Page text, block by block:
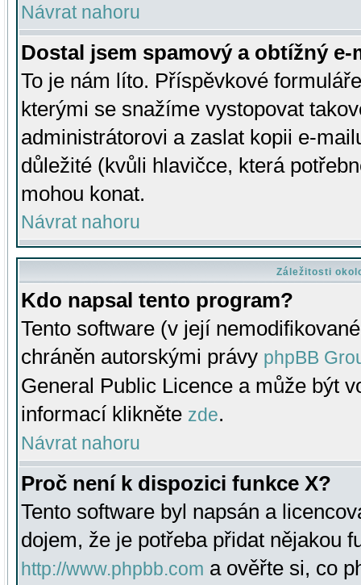
Návrat nahoru
Dostal jsem spamový a obtížný
To je nám líto. Příspěvkové
kterými se snažíme vystopovat
administrátorovi a zaslat kopii e-
důležité (kvůli hlavičce, která
mohou konat.
Návrat nahoru
Záležitosti
Kdo napsal tento program?
Tento software (v její
chráněn autorskými právy phpBB
General Public Licence a může být
informací klikněte zde.
Návrat nahoru
Proč není k dispozici funkce X?
Tento software byl napsán a
dojem, že je potřeba přidat nějakou
http://www.phpbb.com a ověřte si, co